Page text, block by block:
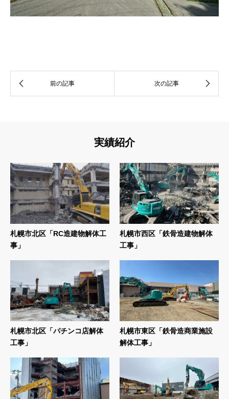
実績紹介
札幌市北区「RC造建物解体工
事」
札幌市西区「鉄骨造建物解体
工事」
札幌市北区「パチンコ店解体
工事」
札幌市東区「鉄骨造商業施設
解体工事」